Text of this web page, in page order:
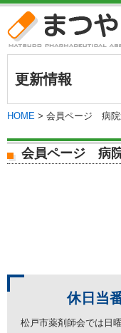
更新情報
HOME > 会員ページ 病
会員ページ 病
休日当
松戸市薬剤師会では日